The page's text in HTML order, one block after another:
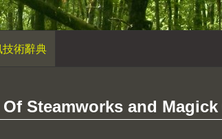
技術辭典
Steamworks and Magick